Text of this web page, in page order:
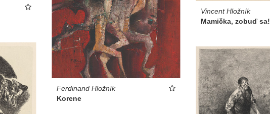
Ferdinand Hložník
Korene
Vincent Hložník
Mamička, zobuď sa!